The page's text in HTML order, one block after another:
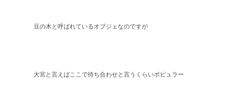
豆の木と呼ばれているオブジェなのですが
大宮と言えばここで待ち合わせと言うくらいポピュラー